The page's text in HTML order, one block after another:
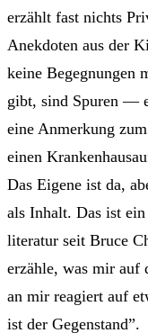
erzählt fast nichts
Anekdoten aus der
keine Begegnungen
gibt, sind Spuren —
eine Anmerkung
einen
Das Eigene ist da,
als Inhalt. Das ist
literatur seit Bruce
erzähle, was mir auf
an mir reagiert auf
ist der Gegenstand”.